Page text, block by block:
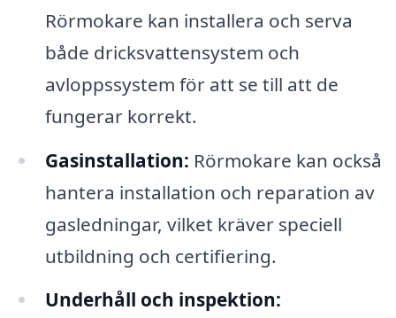
Rörmokare kan installera och serva
både dricksvattensystem och
avloppssystem för att se till att de
fungerar korrekt.
Gasinstallation: Rörmokare kan också
hantera installation och reparation av
gasledningar, vilket kräver speciell
utbildning och certifiering.
Underhåll och inspektion: